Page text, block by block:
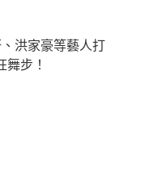
洪家豪等藝人打
步！